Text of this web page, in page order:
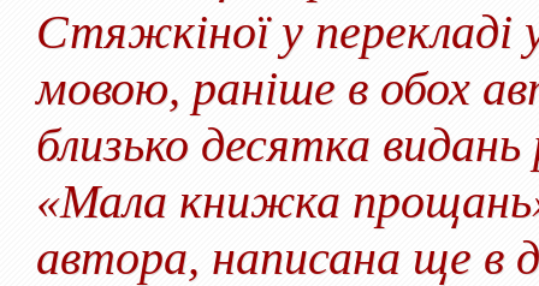
Стяжкіної у перекладі
мовою, раніше в обох
близько десятка видань
«Мала книжка
автора, написана ще в